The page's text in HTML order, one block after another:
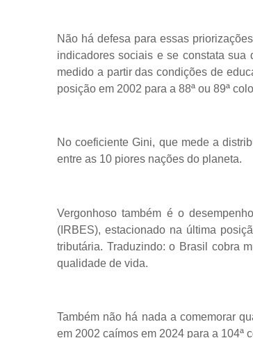
Não há defesa para essas
indicadores sociais e se constata sua
medido a partir das condições de
posição em 2002 para a 88ª ou 89ª
No coeficiente Gini, que mede a
entre as 10 piores nações do planeta.
Vergonhoso também é o
(IRBES), estacionado na última
tributária. Traduzindo: o Brasil cobra
qualidade de vida.
Também não há nada a comemorar
em 2002 caímos em 2024 para a 104ª